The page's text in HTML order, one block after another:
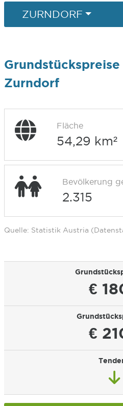
ZURNDORF
Zurndorf
Fläche
54,29 km²
Bevölkerung
2.315
Quelle: Statistik Austria
€
€